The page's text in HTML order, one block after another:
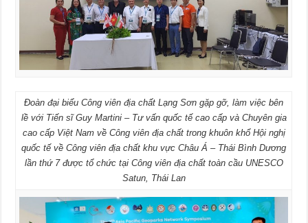
Đoàn đại biểu Công viên địa chất Lạng Sơn gặp gỡ, làm việc bên
lề với Tiến sĩ Guy Martini – Tư vấn quốc tế cao cấp và Chuyên gia
cao cấp Việt Nam về Công viên địa chất trong khuôn khổ Hội nghị
quốc tế về Công viên địa chất khu vực Châu Á – Thái Bình Dương
lần thứ 7 được tổ chức tại Công viên địa chất toàn cầu UNESCO
Satun, Thái Lan